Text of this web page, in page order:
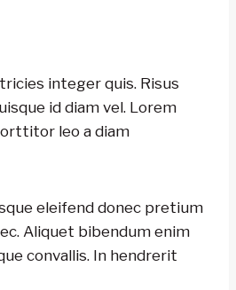
integer quis. Risus
id diam vel. Lorem
leo a diam
eleifend donec pretium
Aliquet bibendum enim
convallis. In hendrerit